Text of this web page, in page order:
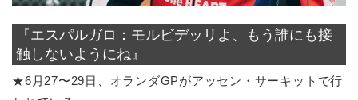
『エスパルガロ：モルビデッリよ、もう誰にも接
触しないようにね』
★6月27〜29日、オランダGPがアッセン・サーキットで行